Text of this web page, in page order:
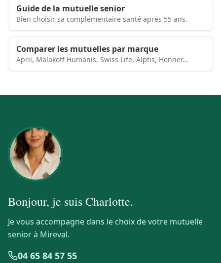
Guide de la mutuelle senior
Bien choisir sa complémentaire santé après 55 ans.
Comparer les mutuelles par marque
April, Malakoff Humanis, Swiss Life, Alptis, Henner…
Bonjour, je suisCharlotte.
Je vous accompagne dans le choix de votre mutuelle
senior à Mireval.
04 65 84 57 55